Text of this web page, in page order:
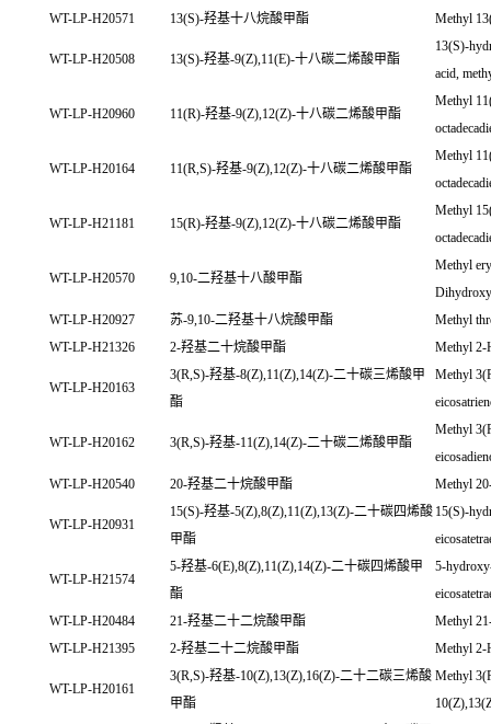
WT-LP-H20571
13(S)-羟基十八烷酸甲酯 Methyl
WT-LP-H20508 13(S)-羟基-9(Z),11(E)-十八碳二烯酸甲酯
13(S)-
acid,
WT-LP-H20960 11(R)-羟基-9(Z),12(Z)-十八碳二烯酸甲酯
Methyl
WT-LP-H20164 11(R,S)-羟基-9(Z),12(Z)-十八碳二烯酸甲酯
Methyl
WT-LP-H21181 15(R)-羟基-9(Z),12(Z)-十八碳二烯酸甲酯
Methyl
WT-LP-H20570 9,10-二羟基十八酸甲酯
Methyl
WT-LP-H20927
苏-9,10-二羟基十八烷酸甲酯
Methyl
WT-LP-H21326
2-羟基二十烷酸甲酯 Methyl 2-
WT-LP-H20163
3(R,S)-羟基-8(Z),11(Z),14(Z)-二十碳三烯酸甲
酯
Methyl
WT-LP-H20162 3(R,S)-羟基-11(Z),14(Z)-二十碳二烯酸甲酯
Methyl
WT-LP-H20540
20-羟基二十烷酸甲酯 Methyl
WT-LP-H20931
15(S)-羟基-5(Z),8(Z),11(Z),13(Z)-二十碳四烯酸
甲酯
15(S)-
WT-LP-H21574
5-羟基-6(E),8(Z),11(Z),14(Z)-二十碳四烯酸甲
酯
5-
WT-LP-H20484
21-羟基二十二烷酸甲酯
Methyl
WT-LP-H21395
2-羟基二十二烷酸甲酯 Methyl 2-
WT-LP-H20161
3(R,S)-羟基-10(Z),13(Z),16(Z)-二十二碳三烯酸
甲酯
Methyl